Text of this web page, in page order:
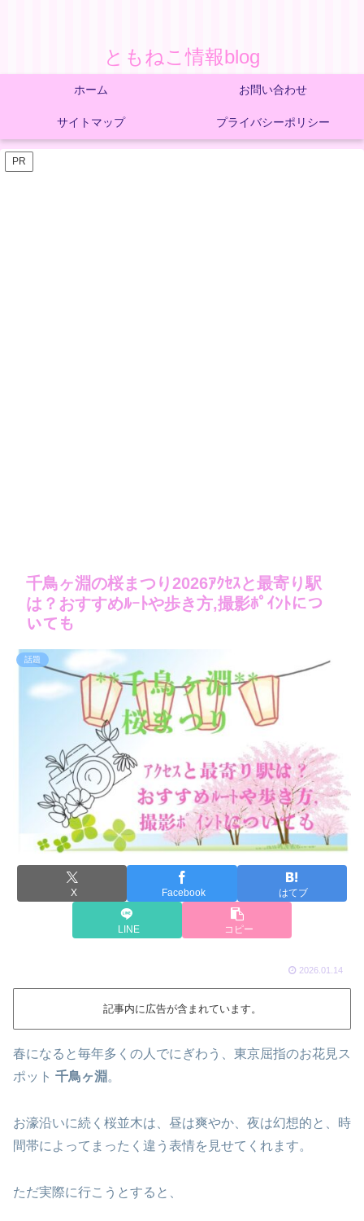
ともねこ情報blog
ホーム お問い合わせ
サイトマップ プライバシーポリシー
PR
千鳥ヶ淵の桜まつり2026ｱｸｾｽと最寄り駅
は？おすすめﾙｰﾄや歩き方,撮影ﾎﾟｲﾝﾄにつ
いても
話題
X Facebook はてブ
LINE コピー
2026.01.14
記事内に広告が含まれています。
春になると毎年多くの人でにぎわう、東京屈指のお花見ス
ポット 千鳥ヶ淵 。
お濠沿いに続く桜並木は、昼は爽やか、夜は幻想的と、時
間帯によってまったく違う表情を見せてくれます。
ただ実際に行こうとすると、